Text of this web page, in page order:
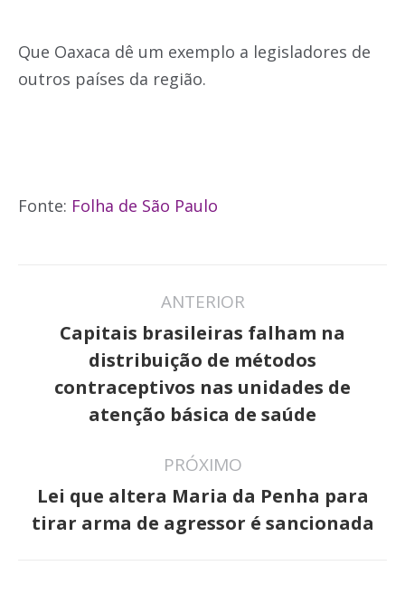
Que Oaxaca dê um exemplo a legisladores de
outros países da região.
Fonte: Folha de São Paulo
post:
ANTERIOR
Post
anterior:
Capitais brasileiras falham na
distribuição de métodos
contraceptivos nas unidades de
atenção básica de saúde
PRÓXIMO
Próximo
post:
Lei que altera Maria da Penha para
tirar arma de agressor é sancionada